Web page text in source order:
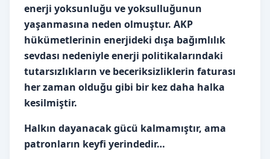
enerji yoksunluğu ve yoksulluğunun
yaşanmasına neden olmuştur. AKP
hükümetlerinin enerjideki dışa bağımlılık
sevdası nedeniyle enerji politikalarındaki
tutarsızlıkların ve beceriksizliklerin faturası
her zaman olduğu gibi bir kez daha halka
kesilmiştir.
Halkın dayanacak gücü kalmamıştır, ama
patronların keyfi yerindedir…